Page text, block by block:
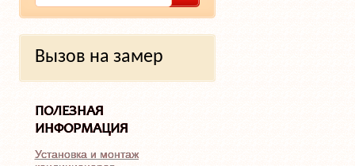
Вызов на замер
ПОЛЕЗНАЯ
ИНФОРМАЦИЯ
Установка и монтаж